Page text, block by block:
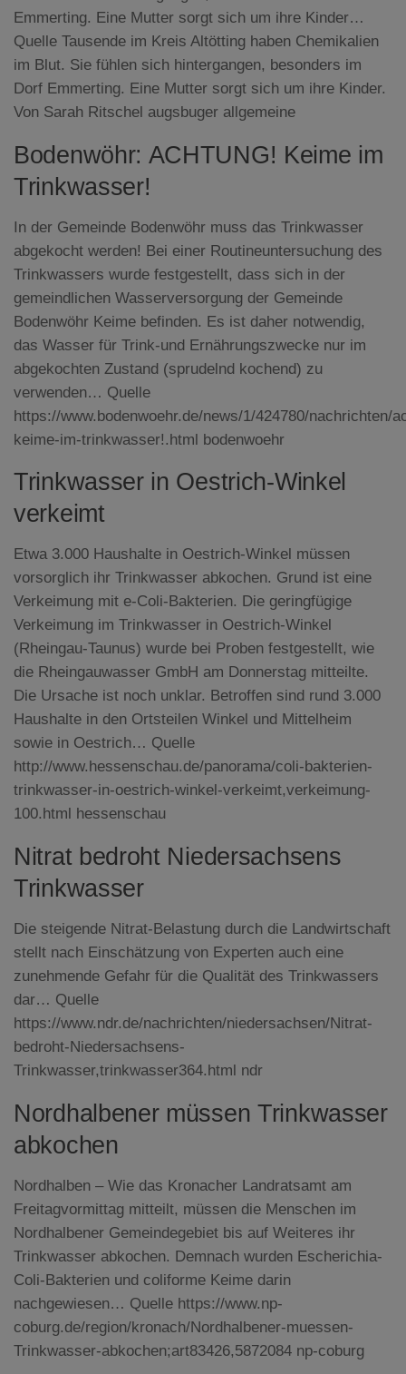
Emmerting. Eine Mutter sorgt sich um ihre Kinder…
Quelle Tausende im Kreis Altötting haben Chemikalien
im Blut. Sie fühlen sich hintergangen, besonders im
Dorf Emmerting. Eine Mutter sorgt sich um ihre Kinder.
Von Sarah Ritschel augsbuger allgemeine
Bodenwöhr: ACHTUNG! Keime im
Trinkwasser!
In der Gemeinde Bodenwöhr muss das Trinkwasser
abgekocht werden! Bei einer Routineuntersuchung des
Trinkwassers wurde festgestellt, dass sich in der
gemeindlichen Wasserversorgung der Gemeinde
Bodenwöhr Keime befinden. Es ist daher notwendig,
das Wasser für Trink-und Ernährungszwecke nur im
abgekochten Zustand (sprudelnd kochend) zu
verwenden… Quelle
https://www.bodenwoehr.de/news/1/424780/nachrichten/
keime-im-trinkwasser!.html bodenwoehr
Trinkwasser in Oestrich-Winkel
verkeimt
Etwa 3.000 Haushalte in Oestrich-Winkel müssen
vorsorglich ihr Trinkwasser abkochen. Grund ist eine
Verkeimung mit e-Coli-Bakterien. Die geringfügige
Verkeimung im Trinkwasser in Oestrich-Winkel
(Rheingau-Taunus) wurde bei Proben festgestellt, wie
die Rheingauwasser GmbH am Donnerstag mitteilte.
Die Ursache ist noch unklar. Betroffen sind rund 3.000
Haushalte in den Ortsteilen Winkel und Mittelheim
sowie in Oestrich… Quelle
http://www.hessenschau.de/panorama/coli-bakterien-
trinkwasser-in-oestrich-winkel-verkeimt,verkeimung-
100.html hessenschau
Nitrat bedroht Niedersachsens
Trinkwasser
Die steigende Nitrat-Belastung durch die Landwirtschaft
stellt nach Einschätzung von Experten auch eine
zunehmende Gefahr für die Qualität des Trinkwassers
dar… Quelle
https://www.ndr.de/nachrichten/niedersachsen/Nitrat-
bedroht-Niedersachsens-
Trinkwasser,trinkwasser364.html ndr
Nordhalbener müssen Trinkwasser
abkochen
Nordhalben – Wie das Kronacher Landratsamt am
Freitagvormittag mitteilt, müssen die Menschen im
Nordhalbener Gemeindegebiet bis auf Weiteres ihr
Trinkwasser abkochen. Demnach wurden Escherichia-
Coli-Bakterien und coliforme Keime darin
nachgewiesen… Quelle https://www.np-
coburg.de/region/kronach/Nordhalbener-muessen-
Trinkwasser-abkochen;art83426,5872084 np-coburg